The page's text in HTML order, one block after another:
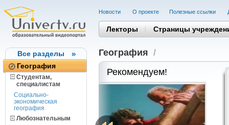
Все разделы
География
Студентам,
cпециалистам
Социально-
экономическая
география
Любознательным
Новости О проекте Полезные cсылки
Лекторы Страницы
География /
Рекомендуем!